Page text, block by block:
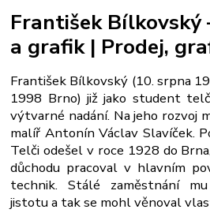
František Bílkovský
a grafik | Prodej,
František Bílkovský (10. srpna
1998 Brno) již jako student
výtvarné nadání. Na jeho rozvoj
malíř Antonín Václav Slavíček.
Telči odešel v roce 1928 do
důchodu pracoval v hlavním
technik. Stálé zaměstnání
jistotu a tak se mohl věnoval